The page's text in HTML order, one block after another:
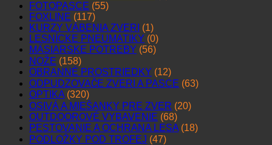
FOTOPASCE (55)
FOXLINE (117)
KURZY VÁBENIA ZVERI (1)
LESNÍCKE PNEUMATIKY (0)
MÄSIARSKE POTREBY (56)
NOŽE (158)
OBRANNÉ PROSTRIEDKY (12)
ODPUDZOVAČE ZVERI A PASCE (63)
OPTIKA (320)
OSIVÁ A MIEŠANKY PRE ZVER (20)
OUTDOOROVÉ VYBAVENIE (68)
PESTOVANIE A OCHRANA LESA (18)
PODLOŽKY POD TROFEJ (47)